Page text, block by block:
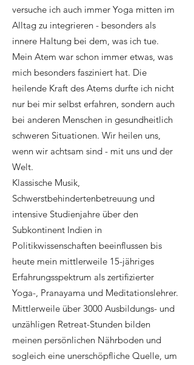
versuche ich auch immer Yoga mitten im
Alltag zu integrieren - besonders als
innere Haltung bei dem, was ich tue.
Mein Atem war schon immer etwas, was
mich besonders fasziniert hat. Die
heilende Kraft des Atems durfte ich nicht
nur bei mir selbst erfahren, sondern auch
bei anderen Menschen in gesundheitlich
schweren Situationen. Wir heilen uns,
wenn wir achtsam sind - mit uns und der
Welt.​
Klassische Musik,
Schwerstbehindertenbetreuung und
intensive Studienjahre über den
Subkontinent Indien in
Politikwissenschaften beeinflussen bis
heute mein mittlerweile 15-jähriges
Erfahrungsspektrum als zertifizierter
Yoga-, Pranayama und Meditationslehrer.
Mittlerweile über 3000 Ausbildungs- und
unzähligen Retreat-Stunden bilden
meinen persönlichen Nährboden und
sogleich eine unerschöpfliche Quelle, um